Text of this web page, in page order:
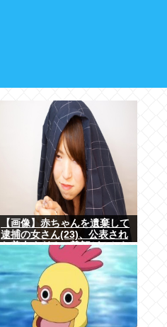
【画像】赤ちゃんを遺棄して
逮捕の女さん(23)、公表され
た美人すぎるご尊顔がこちら